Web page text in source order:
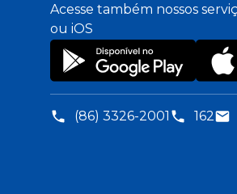
Acesse também nossos
ou iOS
(86) 3326-2001 162